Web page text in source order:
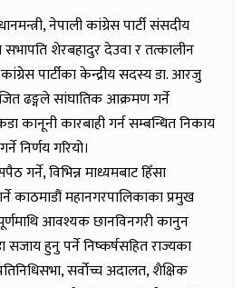
नेपाली कांग्रेस पार्टी संसदीय
सभापति शेरबहादुर देउवा र तत्कालीन
कांग्रेस पार्टीका केन्द्रीय सदस्य डा. आरजु
ढङ्गले सांघातिक आक्रमण गर्ने
कानूनी कारबाही गर्न सम्बन्धित निकाय
निर्णय गरियो।
गर्ने, विभिन्न माध्यमबाट हिँसा
काठमाडौं महानगरपालिकाका प्रमुख
आवश्यक छानविनगरी कानुन
हुनु पर्ने निष्कर्षसहित राज्यका
सर्वोच्च अदालत, शैक्षिक